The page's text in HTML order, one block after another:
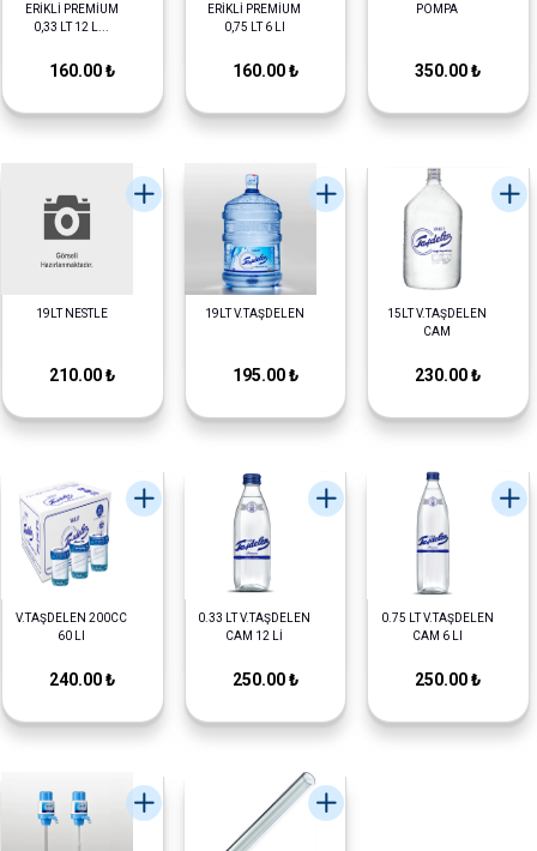
ERİKLİ PREMİUM
0,33 LT 12 L...
160.00 ₺
ERİKLİ PREMİUM
0,75 LT 6 LI
160.00 ₺
POMPA
350.00 ₺
19LT NESTLE
210.00 ₺
19LT V.TAŞDELEN
195.00 ₺
15LT V.TAŞDELEN
CAM
230.00 ₺
V.TAŞDELEN 200CC
60 LI
240.00 ₺
0.33 LT V.TAŞDELEN
CAM 12 Lİ
250.00 ₺
0.75 LT V.TAŞDELEN
CAM 6 LI
250.00 ₺